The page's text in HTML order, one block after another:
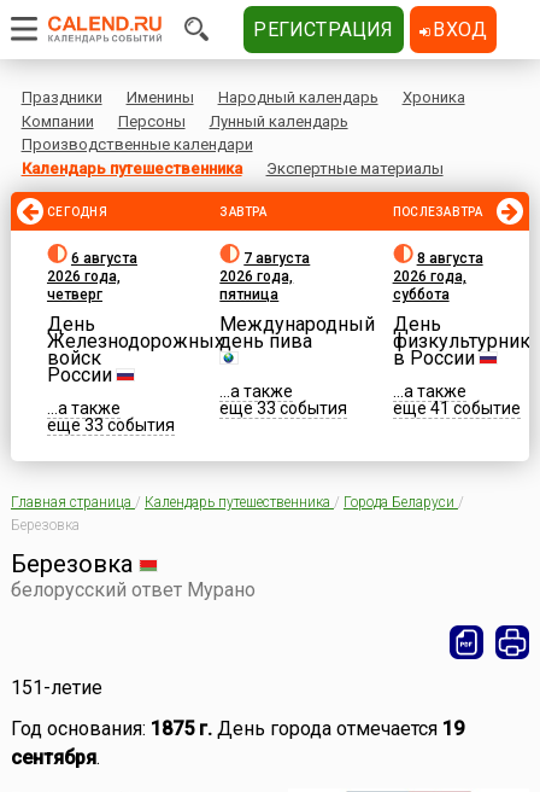
Праздники Именины Народный календарь
Хроника
Компании
Персоны
Лунный календарь
Производственные календари
Календарь путешественника
Экспертные материалы
СЕГОДНЯ
6 августа
2026 года,
четверг
День
Железнодорожных
войск
России
...а также
еще 33 события
ЗАВТРА
7 августа
2026 года,
пятница
Международный
день пива
...а также
еще 33 события
ПОСЛЕЗАВТРА
8 августа
2026 года,
суббота
День
физкультурника
в России
...а также
еще 41 событие
Главная страница / Календарь путешественника / Города Беларуси /
Березовка
Березовка
белорусский ответ Мурано
151-летие
Год основания: 1875 г.День города отмечается 19
сентября.
РЕГИСТРАЦИЯ ВХОД